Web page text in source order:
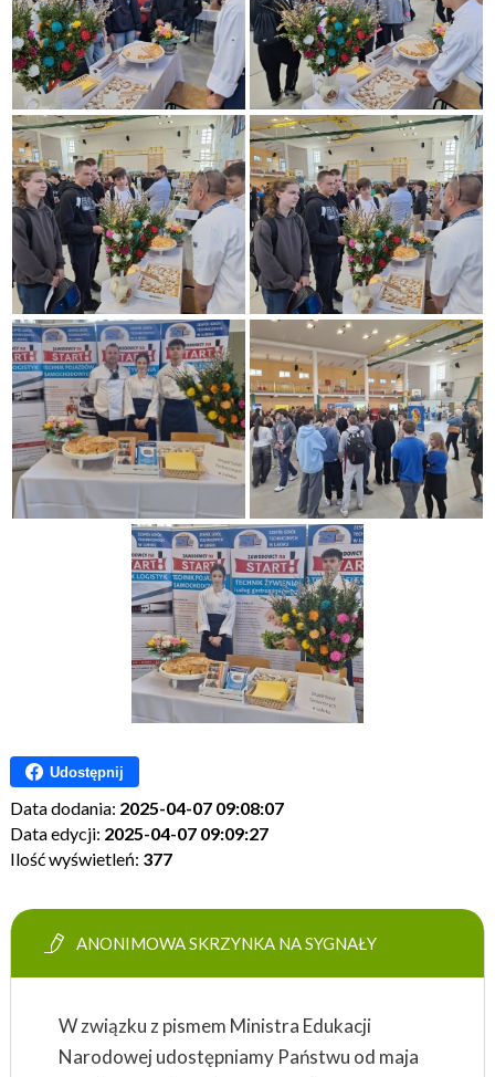
Udostępnij
Data dodania: 2025-04-07 09:08:07
Data edycji: 2025-04-07 09:09:27
Ilość wyświetleń: 377
ANONIMOWA SKRZYNKA NA SYGNAŁY
W związku z pismem Ministra Edukacji
Narodowej udostępniamy Państwu od maja